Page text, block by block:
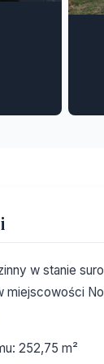
w stanie
miejscowości
252,75 m²